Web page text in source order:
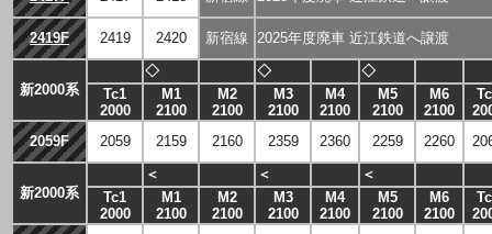
2419F 2419 2420 新宿線 2025年度廃車 近江鉄道へ譲渡
新2000系
◇ ◇
◇
Tc1
2000
M1
2100
M2
2100
M3
2100
M4
2100
M5
2100
M6
2100
2059F
2059 2159 2160 2359 2360 2259 2260
新2000系
＜ ＜
＜
Tc1
2000
M1
2100
M2
2100
M3
2100
M4
2100
M5
2100
M6
2100